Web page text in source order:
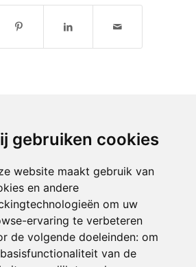
gebruiken cookies
website maakt gebruik van
en andere
om uw
ervaring te verbeteren
de volgende doeleinden: om
van de